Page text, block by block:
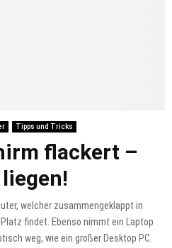
Tipps und Tricks
flackert –
welcher zusammengeklappt in
findet. Ebenso nimmt ein Laptop
weg, wie ein großer Desktop PC.